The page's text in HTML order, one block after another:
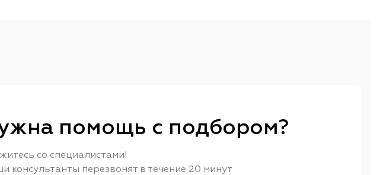
помощь с подбором?
со специалистами!
консультанты перезвонят в течение 20 минут